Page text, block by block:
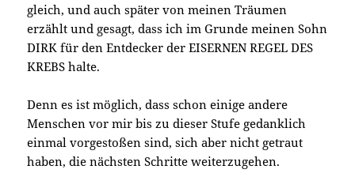
gleich, und auch später von meinen Träumen
erzählt und gesagt, dass ich im Grunde meinen Sohn
DIRK für den Entdecker der EISERNEN REGEL DES
KREBS halte.
Denn es ist möglich, dass schon einige andere
Menschen vor mir bis zu dieser Stufe gedanklich
einmal vorgestoßen sind, sich aber nicht getraut
haben, die nächsten Schritte weiterzugehen.